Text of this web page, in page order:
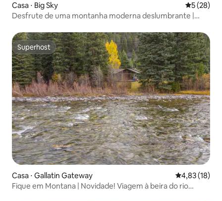
Casa ⋅ Big Sky 5 de uma
5 (28)
Desfrute de uma montanha moderna deslumbrante |
Superhost
Superhost
Casa ⋅ Gallatin Gateway 4,83 de uma
4,83 (18)
Fique em Montana | Novidade! Viagem à beira do rio